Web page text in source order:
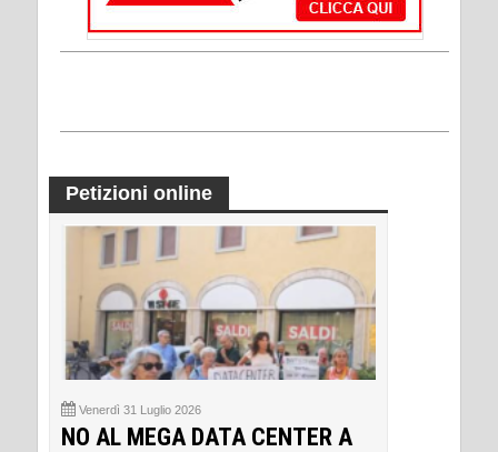
Petizioni online
Venerdì 31 Luglio 2026
NO AL MEGA DATA CENTER A